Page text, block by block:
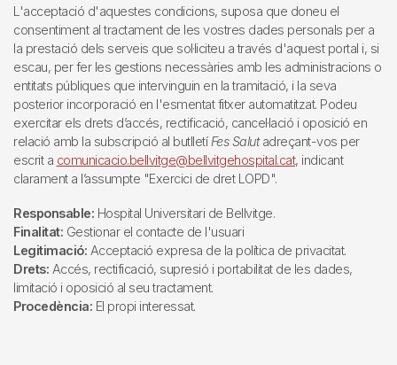
L'acceptació d'aquestes condicions, suposa que doneu el
consentiment al tractament de les vostres dades personals per a
la prestació dels serveis que sol·liciteu a través d'aquest portal i, si
escau, per fer les gestions necessàries amb les administracions o
entitats públiques que intervinguin en la tramitació, i la seva
posterior incorporació en l'esmentat fitxer automatitzat. Podeu
exercitar els drets d’accés, rectificació, cancel·lació i oposició en
relació amb la subscripció al butlletí Fes Salutadreçant-vos per
escrit a comunicacio.bellvitge@bellvitgehospital.cat, indicant
clarament a l’assumpte "Exercici de dret LOPD".
Responsable: Hospital Universitari de Bellvitge.
Finalitat: Gestionar el contacte de l'usuari
Legitimació: Acceptació expresa de la política de privacitat.
Drets: Accés, rectificació, supresió i portabilitat de les dades,
limitació i oposició al seu tractament.
Procedència: El propi interessat.